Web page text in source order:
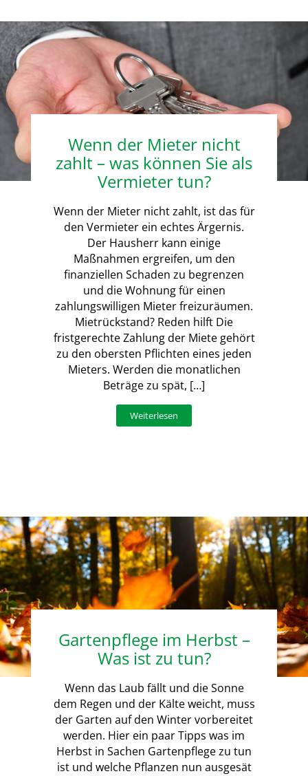
Wenn der Mieter nicht
zahlt – was können Sie als
Vermieter tun?
Wenn der Mieter nicht zahlt, ist das für
den Vermieter ein echtes Ärgernis.
Der Hausherr kann einige
Maßnahmen ergreifen, um den
finanziellen Schaden zu begrenzen
und die Wohnung für einen
zahlungswilligen Mieter freizuräumen.
Mietrückstand? Reden hilft Die
fristgerechte Zahlung der Miete gehört
zu den obersten Pflichten eines jeden
Mieters. Werden die monatlichen
Beträge zu spät, […]
Weiterlesen
Gartenpflege im Herbst –
Was ist zu tun?
Wenn das Laub fällt und die Sonne
dem Regen und der Kälte weicht, muss
der Garten auf den Winter vorbereitet
werden. Hier ein paar Tipps was im
Herbst in Sachen Gartenpflege zu tun
ist und welche Pflanzen nun ausgesät